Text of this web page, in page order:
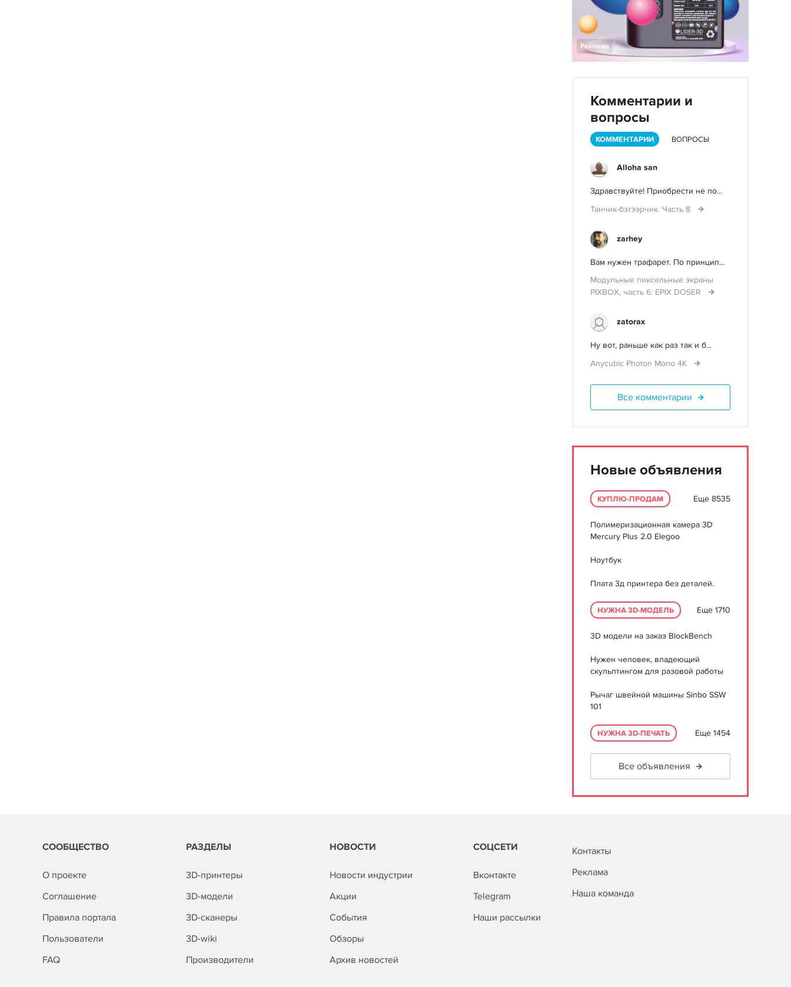
Реклама
Комментарии и
вопросы
КОММЕНТАРИИ ВОПРОСЫ
Alloha san
Здравствуйте! Приобрести не по...
Танчик-бэтээрчик. Часть 8
zarhey
Вам нужен трафарет. По принцип...
Модульные пиксельные экраны
PIXBOX, часть 6: EPIX DOSER
zatorax
Ну вот, раньше как раз так и б...
Anycubic Photon Mono 4K
Все комментарии
Новые объявления
КУПЛЮ-ПРОДАМ Еще 8535
Полимеризационная камера 3D
Mercury Plus 2.0 Elegoo
Ноутбук
Плата 3д принтера без деталей.
НУЖНА 3D-МОДЕЛЬ Еще 1710
3D модели на заказ BlockBench
Нужен человек, владеющий
скульптингом для разовой работы
Рычаг швейной машины Sinbo SSW
101
НУЖНА 3D-ПЕЧАТЬ Еще 1454
Все объявления
СООБЩЕСТВО
О проекте
Соглашение
Правила портала
Пользователи
FAQ
РАЗДЕЛЫ
3D-принтеры
3D-модели
3D-сканеры
3D-wiki
Производители
НОВОСТИ
Новости индустрии
Акции
События
Обзоры
Архив новостей
СОЦСЕТИ
Вконтакте
Telegram
Наши рассылки
Контакты
Реклама
Наша команда